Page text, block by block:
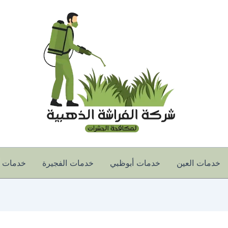
خدمات العين خدمات أبوظبي خدمات الفجيرة خدمات